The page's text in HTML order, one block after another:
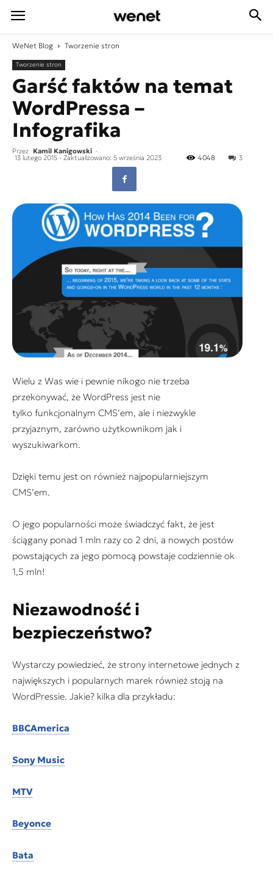
WeNet Blog Tworzenie stron
Tworzenie stron
Garść faktów na temat
WordPressa –
Infografika
Przez Kamil Kanigowski -
13 lutego 2015 - Zaktualizowano: 5 września 2023 3
4048
Wielu z Was wie i pewnie nikogo nie trzeba
przekonywać, że WordPress jest nie
tylko funkcjonalnym CMS’em, ale i niezwykle
przyjaznym, zarówno użytkownikom jak i
wyszukiwarkom.
Dzięki temu jest on również najpopularniejszym
CMS’em.
O jego popularności może świadczyć fakt, że jest
ściągany ponad 1 mln razy co 2 dni, a nowych postów
powstających za jego pomocą powstaje codziennie ok
1,5 mln!
Niezawodność i
bezpieczeństwo?
Wystarczy powiedzieć, że strony internetowe jednych z
największych i popularnych marek również stoją na
WordPressie. Jakie? kilka dla przykładu:
BBCAmerica
Sony Music
MTV
Beyonce
Bata